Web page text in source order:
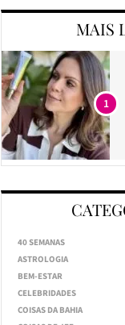
MAIS
1
40 SEMANAS
ASTROLOGIA
BEM-ESTAR
CELEBRIDADES
COISAS DA BAHIA